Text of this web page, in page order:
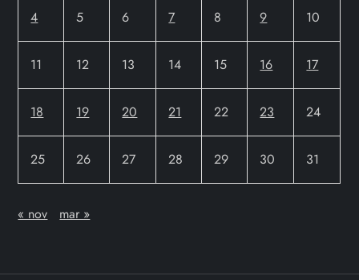
4 5 6 7 8 9 10
11 12 13 14 15 16 17
18 19 20 21 22 23 24
25 26 27 28 29 30 31
« nov mar »